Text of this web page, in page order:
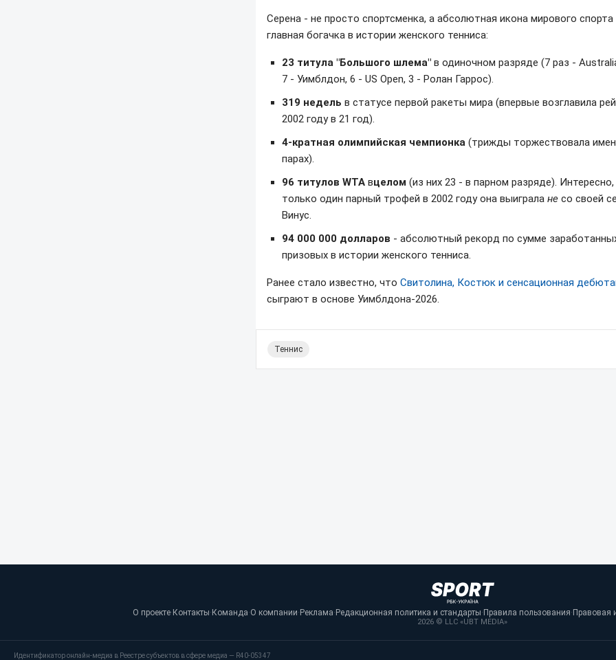
Серена - не просто спортсменка, а абсолютная икона мирового спорта
главная богачка в истории женского тенниса:
23 титула "Большого шлема" в одиночном разряде (7 раз -
7 - Уимблдон, 6 - US Open, 3 - Ролан Гаррос).
319 недель в статусе первой ракеты мира (впервые возглавила
2002 году в 21 год).
4-кратная олимпийская чемпионка (трижды торжествовала
парах).
96 титулов WTA вцелом (из них 23 - в парном разряде).
только один парный трофей в 2002 году она выиграла не со своей
Винус.
94 000 000 долларов - абсолютный рекорд по сумме
призовых в истории женского тенниса.
Ранее стало известно, что Свитолина, Костюк и сенсационная
сыграют в основе Уимблдона-2026.
Теннис
О проекте· Контакты· Команда·О компании· Реклама· Редакционная политика и стандарты· Правила пользования· Правовая
2026 © LLC «UBT MEDIA»
Идентификатор онлайн-медиа в Реестре субъектов в сфере медиа — R40-05347